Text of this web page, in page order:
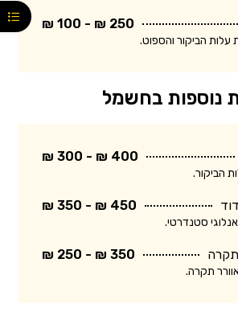
250 ₪ - 100 ₪
עלות הביקור והספוט.
נוספות בחשמל
400 ₪ - 300 ₪
הביקור.
450 ₪ - 350 ₪
סטנדרטי.
350 ₪ - 250 ₪
תקרה.